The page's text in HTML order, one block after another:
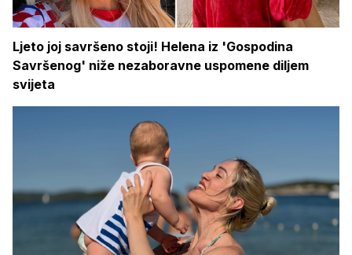
Ljeto joj savršeno stoji! Helena iz 'Gospodina
Savršenog' niže nezaboravne uspomene diljem
svijeta